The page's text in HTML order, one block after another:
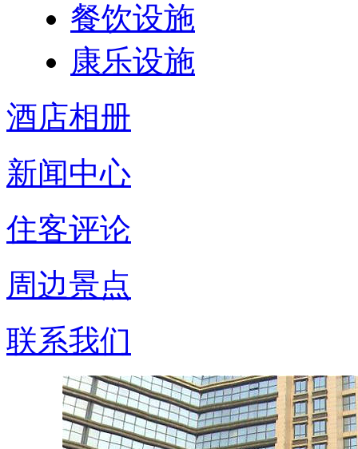
餐饮设施
康乐设施
酒店相册
新闻中心
住客评论
周边景点
联系我们